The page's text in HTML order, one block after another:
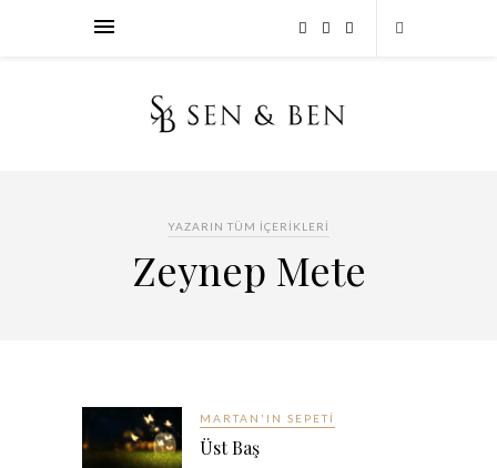
YAZARIN TÜM İÇERIKLERI
Zeynep Mete
MARTAN'IN SEPETI
Üst Baş